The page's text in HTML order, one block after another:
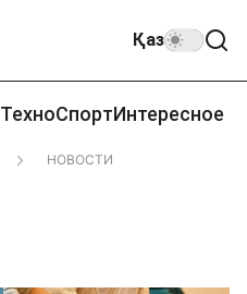
Қаз
ТехноСпортИнтересное
НОВОСТИ